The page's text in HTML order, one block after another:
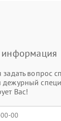
информация
задать вопрос
Вас!